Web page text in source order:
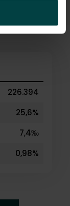
226.394
25,6%
7,4‰
0,98%